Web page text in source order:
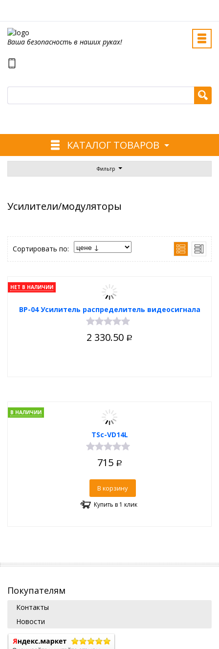
Ваша безопасность в наших руках!
КАТАЛОГ ТОВАРОВ
Фильтр
Усилители/модуляторы
Сортировать по:
ВР-04 Усилитель распределитель видеосигнала
НЕТ В НАЛИЧИИ
2 330.50 Р
TSc-VD14L
В НАЛИЧИИ
715 Р
В корзину
Купить в 1 клик
Покупателям
Контакты
Новости